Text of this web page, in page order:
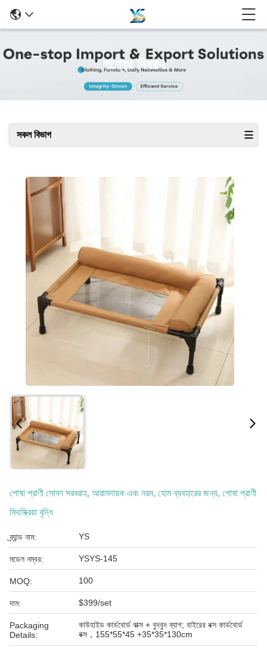
পণ্যের বিবরণ
সকল বিভাগ
পোষা প্রাণী সোফা সরবরাহ, আরামদায়ক এবং নরম, হোম ব্যবহারের জন্য, পোষা প্রাণী
মিথস্ক্রিয়া বৃদ্ধি
ব্র্যান্ড নাম: YS
মডেল নম্বর: YSYS-145
MOQ: 100
দাম: $399/set
Packaging
Details:
কাউহাইড কার্ডবোর্ড বাক্স + বুদবুদ ব্যাগ; বাইরের বক্স কার্ডবোর্ড
বক্স，155*55*45 +35*35*130cm